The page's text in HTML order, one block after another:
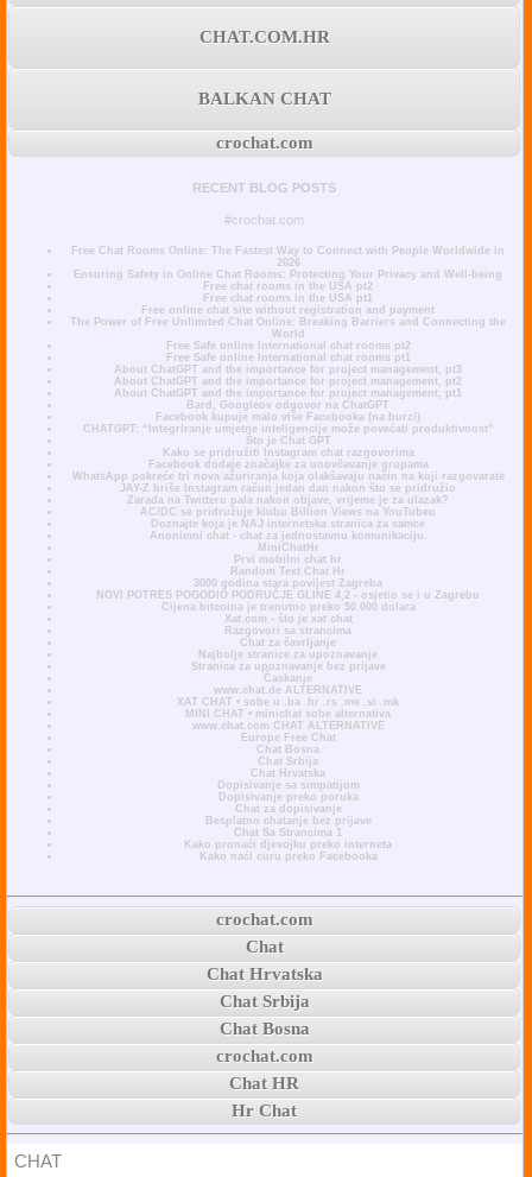
CHAT.COM.HR
BALKAN CHAT
crochat.com
RECENT BLOG POSTS
#crochat.com
Free Chat Rooms Online: The Fastest Way to Connect with People Worldwide in
2026
Ensuring Safety in Online Chat Rooms: Protecting Your Privacy and Well-being
Free chat rooms in the USA pt2
Free chat rooms in the USA pt1
Free online chat site without registration and payment
The Power of Free Unlimited Chat Online: Breaking Barriers and Connecting the
World
Free Safe online International chat rooms pt2
Free Safe online International chat rooms pt1
About ChatGPT and the importance for project management, pt3
About ChatGPT and the importance for project management, pt2
About ChatGPT and the importance for project management, pt1
Bard, Googleov odgovor na ChatGPT
Facebook kupuje malo više Facebooka (na burzi)
CHATGPT: “Integriranje umjetne inteligencije može povećati produktivnost”
Što je Chat GPT
Kako se pridružiti Instagram chat razgovorima
Facebook dodaje značajke za unovčavanje grupama
WhatsApp pokreće tri nova ažuriranja koja olakšavaju način na koji razgovarate
JAY-Z briše Instagram račun jedan dan nakon što se pridružio
Zarada na Twitteru pala nakon objave, vrijeme je za ulazak?
AC/DC se pridružuje klubu Billion Views na YouTubeu
Doznajte koja je NAJ internetska stranica za samce
Anonimni chat - chat za jednostavnu komunikaciju.
MiniChatHr
Prvi mobilni chat hr
Random Text Chat Hr
3000 godina stara povijest Zagreba
NOVI POTRES POGODIO PODRUČJE GLINE 4,2 - osjetio se i u Zagrebu
Cijena bitcoina je trenutno preko 50.000 dolara
Xat.com - što je xat chat
Razgovori sa strancima
Chat za čavrljanje
Najbolje stranice za upoznavanje
Stranica za upoznavanje bez prijave
Časkanje
www.chat.de ALTERNATIVE
XAT CHAT • sobe u .ba .hr .rs .me .si .mk
MINI CHAT • minichat sobe alternativa
www.chat.com CHAT ALTERNATIVE
Europe Free Chat
Chat Bosna
Chat Srbija
Chat Hrvatska
Dopisivanje sa simpatijom
Dopisivanje preko poruka
Chat za dopisivanje
Besplatno chatanje bez prijave
Chat Sa Strancima 1
Kako pronaći djevojku preko interneta
Kako naći curu preko Facebooka
crochat.com
Chat
Chat Hrvatska
Chat Srbija
Chat Bosna
crochat.com
Chat HR
Hr Chat
CHAT